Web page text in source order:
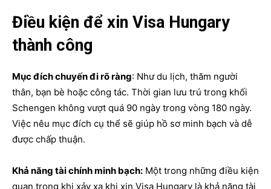
Điều kiện để xin Visa Hungary
thành công
Mục đích chuyến đi rõ ràng: Như du lịch, thăm người
thân, bạn bè hoặc công tác. Thời gian lưu trú trong khối
Schengen không vượt quá 90 ngày trong vòng 180 ngày.
Việc nêu mục đích cụ thể sẽ giúp hồ sơ minh bạch và dễ
được chấp thuận.
Khả năng tài chính minh bạch: Một trong những điều kiện
quan trọng khi xảy xa khi xin Visa Hungary là khả năng tài